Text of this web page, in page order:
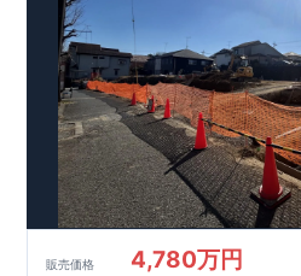
取得
「設
能を評価されています！図面を第
評価委員が建設中に3回、竣工時に1
す。構造の安定、劣化の軽減、維
エネルギー消費量（断熱等性能）
高等級取得！ ■ 耐震等級3 もっ
は、国が定めた耐震最高等級3を取
た、｢数百年に一度発生する地震に
という基準から、さらに1.5倍の耐
風等級2 災害時の損傷の受けにくさ
1.2倍の暴風に対しても損傷を生じ
当社こだわりの空間アイディアを
ご紹介しています。ここをクリ
販売価格 4,780万円